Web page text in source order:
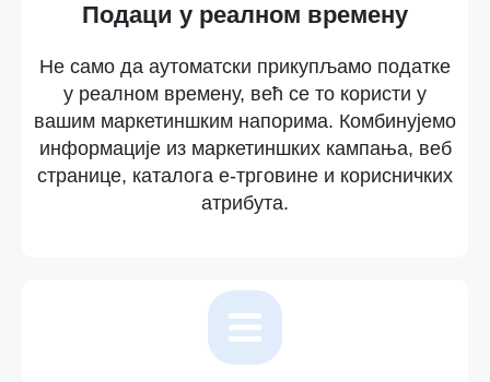
Подаци у реалном времену
Не само да аутоматски прикупљамо податке
у реалном времену, већ се то користи у
вашим маркетиншким напорима. Комбинујемо
информације из маркетиншких кампања, веб
странице, каталога е-трговине и корисничких
атрибута.